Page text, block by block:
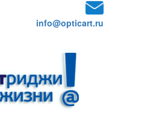
info@opticart.ru